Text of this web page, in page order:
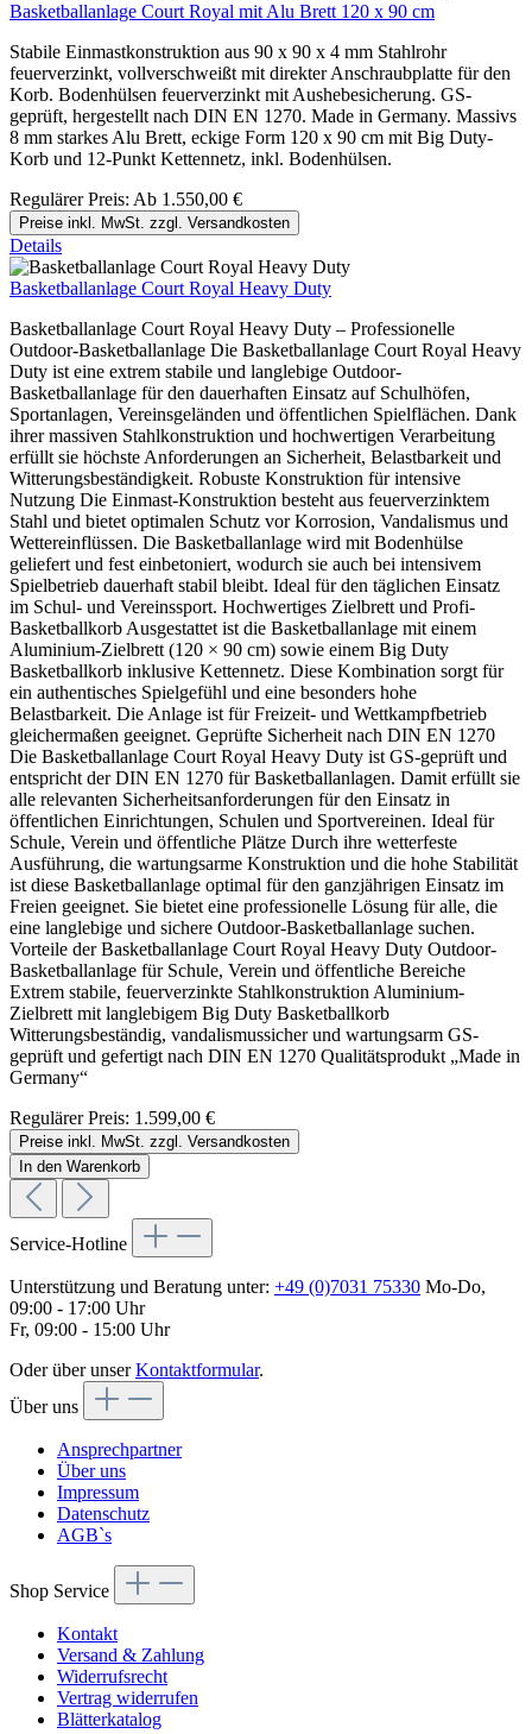
Basketballanlage Court Royal mit Alu Brett 120 x 90 cm
Stabile Einmastkonstruktion aus 90 x 90 x 4 mm Stahlrohr
feuerverzinkt, vollverschweißt mit direkter Anschraubplatte für den
Korb. Bodenhülsen feuerverzinkt mit Aushebesicherung. GS-
geprüft, hergestellt nach DIN EN 1270. Made in Germany. Massivs
8 mm starkes Alu Brett, eckige Form 120 x 90 cm mit Big Duty-
Korb und 12-Punkt Kettennetz, inkl. Bodenhülsen.
Regulärer Preis: Ab 1.550,00 €
Preise inkl. MwSt. zzgl. Versandkosten
Details
Basketballanlage Court Royal Heavy Duty
Basketballanlage Court Royal Heavy Duty – Professionelle
Outdoor-Basketballanlage Die Basketballanlage Court Royal Heavy
Duty ist eine extrem stabile und langlebige Outdoor-
Basketballanlage für den dauerhaften Einsatz auf Schulhöfen,
Sportanlagen, Vereinsgeländen und öffentlichen Spielflächen. Dank
ihrer massiven Stahlkonstruktion und hochwertigen Verarbeitung
erfüllt sie höchste Anforderungen an Sicherheit, Belastbarkeit und
Witterungsbeständigkeit. Robuste Konstruktion für intensive
Nutzung Die Einmast-Konstruktion besteht aus feuerverzinktem
Stahl und bietet optimalen Schutz vor Korrosion, Vandalismus und
Wettereinflüssen. Die Basketballanlage wird mit Bodenhülse
geliefert und fest einbetoniert, wodurch sie auch bei intensivem
Spielbetrieb dauerhaft stabil bleibt. Ideal für den täglichen Einsatz
im Schul- und Vereinssport. Hochwertiges Zielbrett und Profi-
Basketballkorb Ausgestattet ist die Basketballanlage mit einem
Aluminium-Zielbrett (120 × 90 cm) sowie einem Big Duty
Basketballkorb inklusive Kettennetz. Diese Kombination sorgt für
ein authentisches Spielgefühl und eine besonders hohe
Belastbarkeit. Die Anlage ist für Freizeit- und Wettkampfbetrieb
gleichermaßen geeignet. Geprüfte Sicherheit nach DIN EN 1270
Die Basketballanlage Court Royal Heavy Duty ist GS-geprüft und
entspricht der DIN EN 1270 für Basketballanlagen. Damit erfüllt sie
alle relevanten Sicherheitsanforderungen für den Einsatz in
öffentlichen Einrichtungen, Schulen und Sportvereinen. Ideal für
Schule, Verein und öffentliche Plätze Durch ihre wetterfeste
Ausführung, die wartungsarme Konstruktion und die hohe Stabilität
ist diese Basketballanlage optimal für den ganzjährigen Einsatz im
Freien geeignet. Sie bietet eine professionelle Lösung für alle, die
eine langlebige und sichere Outdoor-Basketballanlage suchen.
Vorteile der Basketballanlage Court Royal Heavy Duty Outdoor-
Basketballanlage für Schule, Verein und öffentliche Bereiche
Extrem stabile, feuerverzinkte Stahlkonstruktion Aluminium-
Zielbrett mit langlebigem Big Duty Basketballkorb
Witterungsbeständig, vandalismussicher und wartungsarm GS-
geprüft und gefertigt nach DIN EN 1270 Qualitätsprodukt „Made in
Germany“
Regulärer Preis: 1.599,00 €
Preise inkl. MwSt. zzgl. Versandkosten
In den Warenkorb
Service-Hotline
Unterstützung und Beratung unter: +49 (0)7031 75330 Mo-Do,
09:00 - 17:00 Uhr
Fr, 09:00 - 15:00 Uhr
Oder über unserKontaktformular.
Über uns
Ansprechpartner
Über uns
Impressum
Datenschutz
AGB`s
Shop Service
Kontakt
Versand & Zahlung
Widerrufsrecht
Vertrag widerrufen
Blätterkatalog